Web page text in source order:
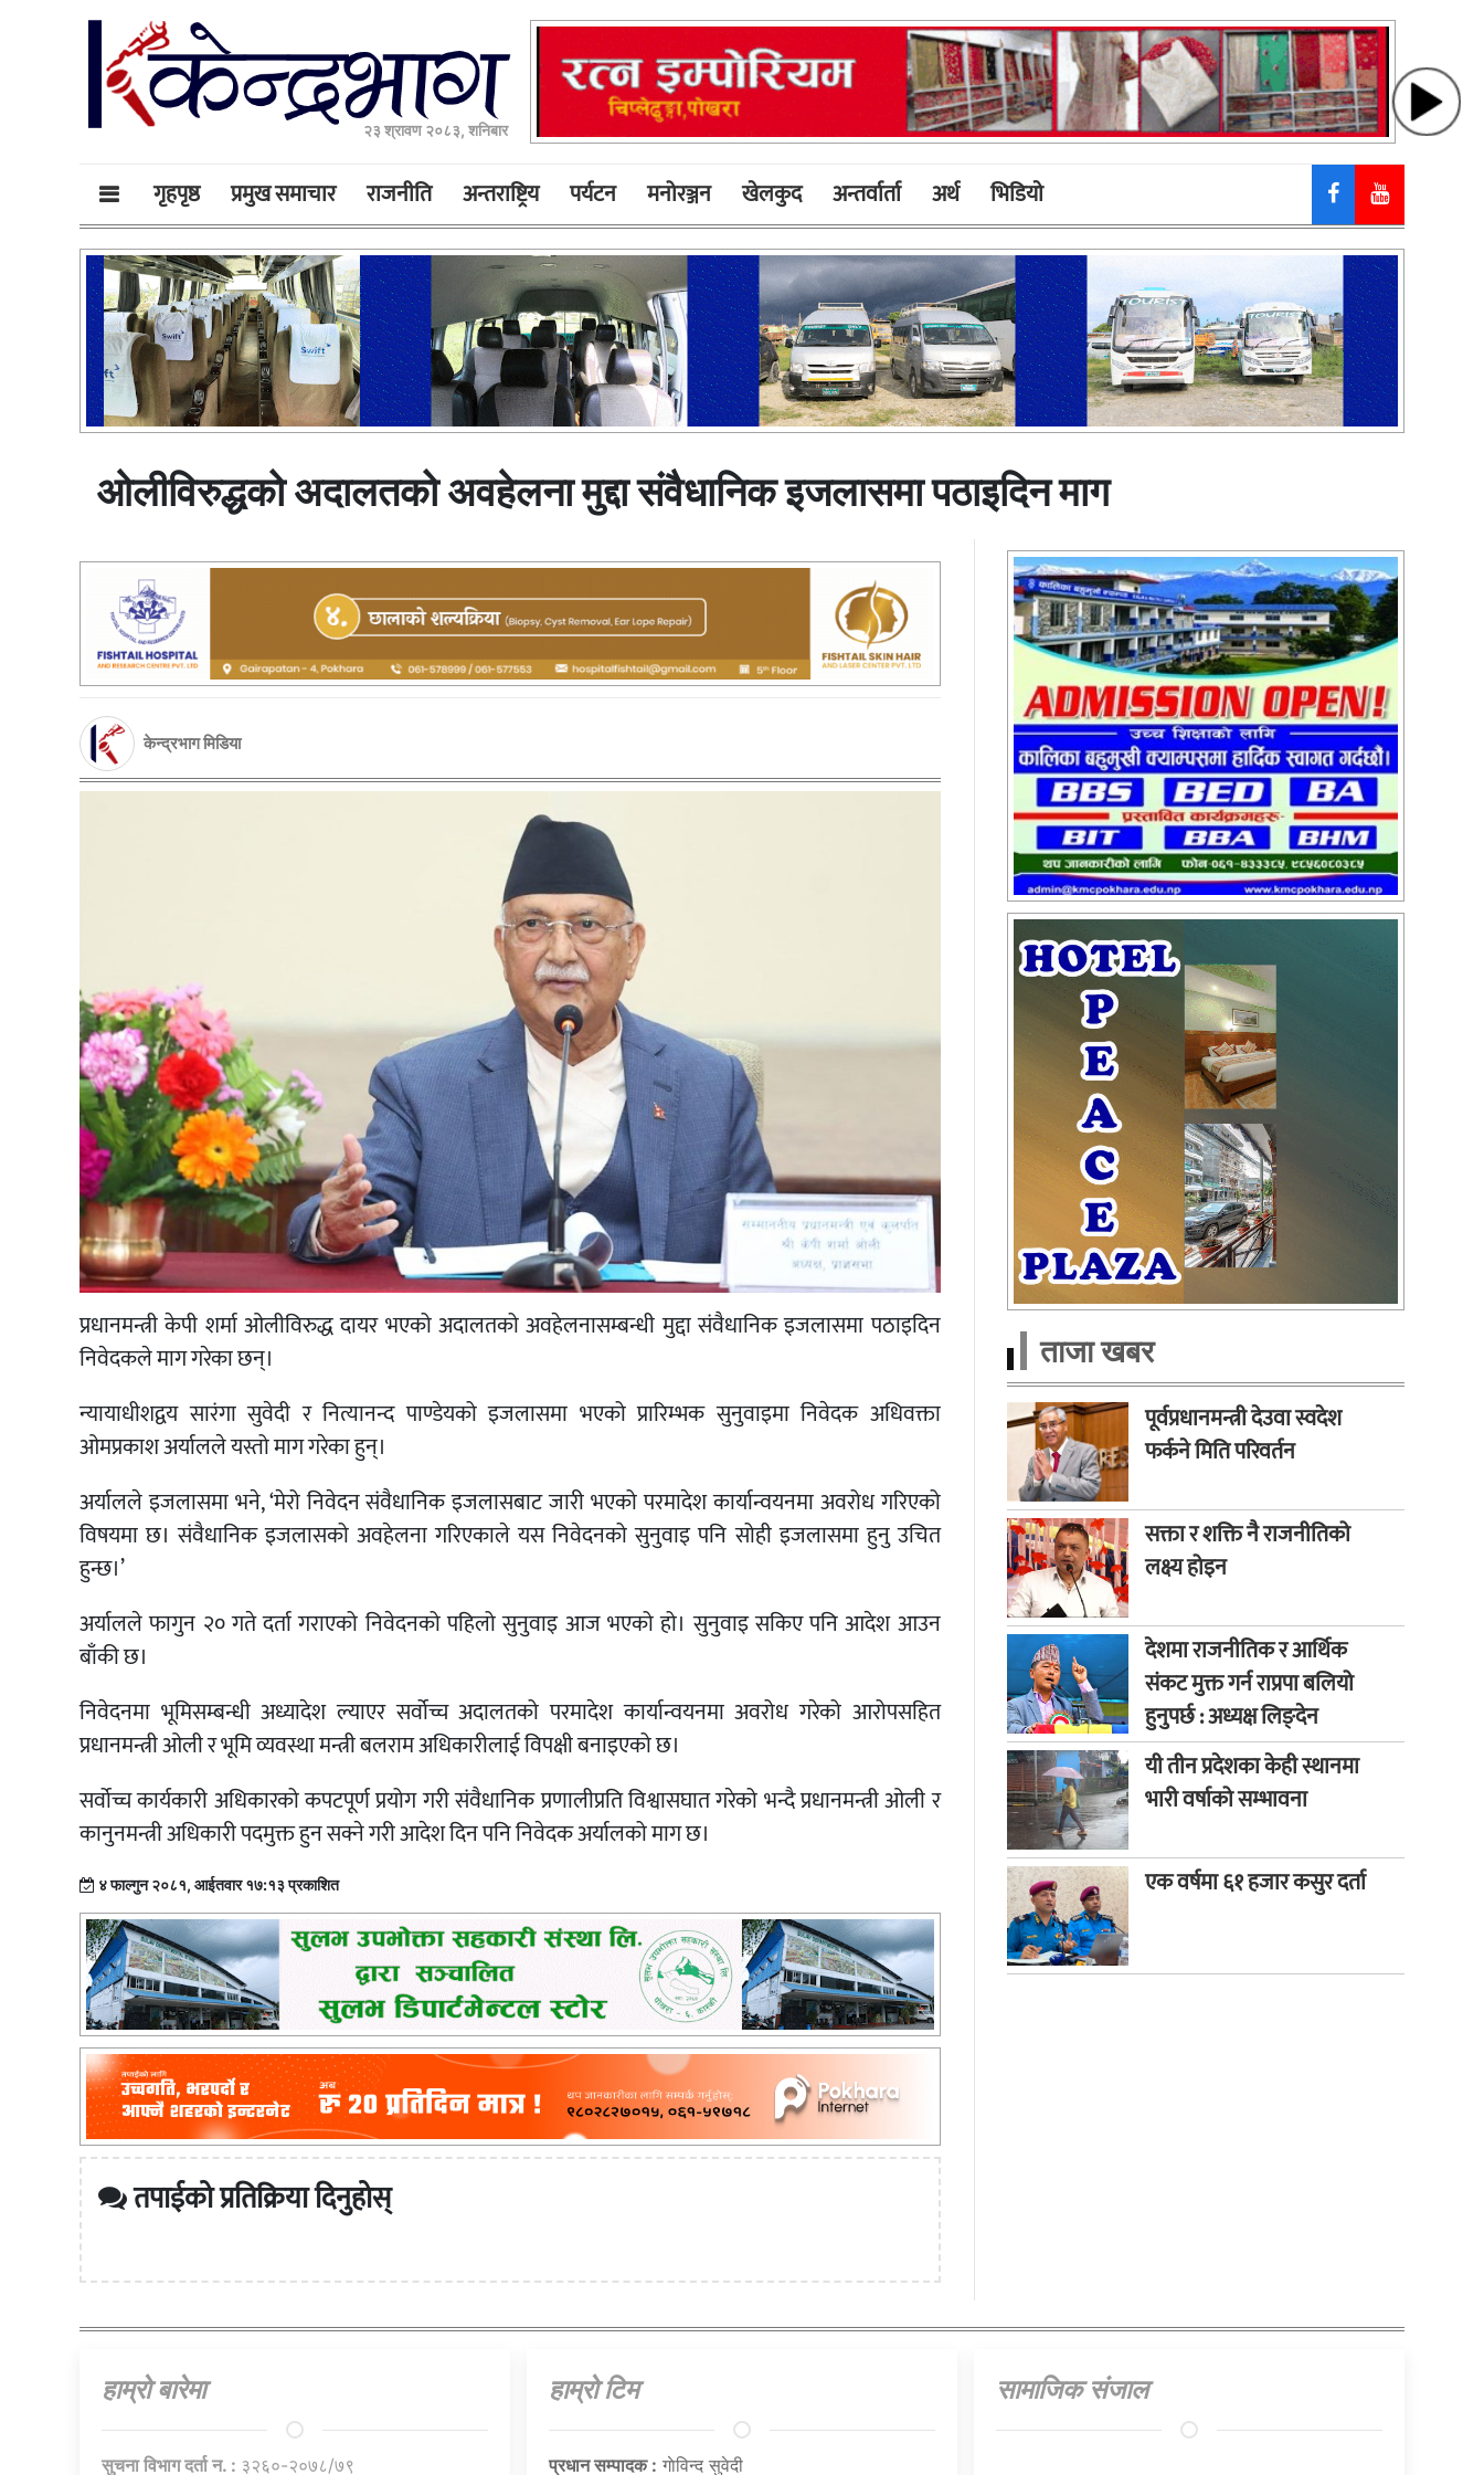
२३ श्रावण २०८३, शनिबार
गृहपृष्ठ प्रमुख समाचार राजनीति अन्तराष्ट्रिय पर्यटन मनोरञ्जन खेलकुद अन्तर्वार्ता अर्थ भिडियाे
ओलीविरुद्धको अदालतको अवहेलना मुद्दा संवैधानिक इजलासमा पठाइदिन माग
केन्द्रभाग मिडिया
प्रधानमन्त्री केपी शर्मा ओलीविरुद्ध दायर भएको अदालतको अवहेलनासम्बन्धी मुद्दा संवैधानिक इजलासमा पठाइदिन
निवेदकले माग गरेका छन्।
न्यायाधीशद्वय सारंगा सुवेदी र नित्यानन्द पाण्डेयको इजलासमा भएको प्रारिम्भक सुनुवाइमा निवेदक अधिवक्ता
ओमप्रकाश अर्यालले यस्तो माग गरेका हुन्।
अर्यालले इजलासमा भने, ‘मेरो निवेदन संवैधानिक इजलासबाट जारी भएको परमादेश कार्यान्वयनमा अवरोध गरिएको
विषयमा छ। संवैधानिक इजलासको अवहेलना गरिएकाले यस निवेदनको सुनुवाइ पनि सोही इजलासमा हुनु उचित
हुन्छ।’
अर्यालले फागुन २० गते दर्ता गराएको निवेदनको पहिलो सुनुवाइ आज भएको हो। सुनुवाइ सकिए पनि आदेश आउन
बाँकी छ।
निवेदनमा भूमिसम्बन्धी अध्यादेश ल्याएर सर्वोच्च अदालतको परमादेश कार्यान्वयनमा अवरोध गरेको आरोपसहित
प्रधानमन्त्री ओली र भूमि व्यवस्था मन्त्री बलराम अधिकारीलाई विपक्षी बनाइएको छ।
सर्वोच्च कार्यकारी अधिकारको कपटपूर्ण प्रयोग गरी संवैधानिक प्रणालीप्रति विश्वासघात गरेको भन्दै प्रधानमन्त्री ओली र
कानुनमन्त्री अधिकारी पदमुक्त हुन सक्ने गरी आदेश दिन पनि निवेदक अर्यालको माग छ।
४ फाल्गुन २०८१, आईतवार १७:१३ प्रकाशित
तपाईको प्रतिक्रिया दिनुहोस्
ताजा खबर
पूर्वप्रधानमन्त्री देउवा स्वदेश
फर्कने मिति परिवर्तन
सक्ता र शक्ति नै राजनीतिको
लक्ष्य होइन
देशमा राजनीतिक र आर्थिक
संकट मुक्त गर्न राप्रपा बलियो
हुनुपर्छ : अध्यक्ष लिङ्देन
यी तीन प्रदेशका केही स्थानमा
भारी वर्षाको सम्भावना
एक वर्षमा ६१ हजार कसुर दर्ता
हाम्राे बारेमा
सुचना विभाग दर्ता न. : ३२६०-२०७८/७९
हाम्राे टिम
प्रधान सम्पादक : गाेविन्द सुवेदी
सामाजिक संजाल